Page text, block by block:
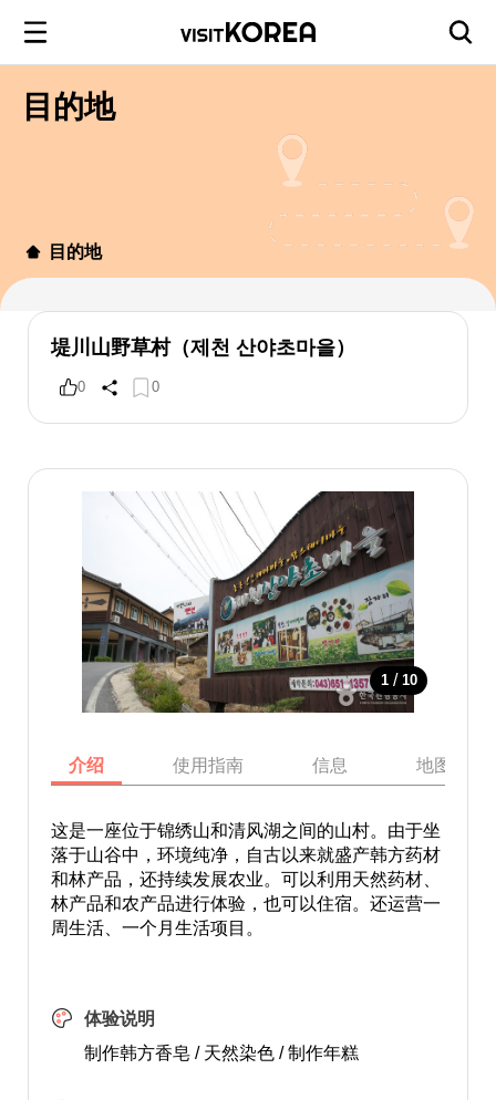
目的地
目的地
堤川山野草村（제천 산야초마을）
0 0
1 / 10
介绍 使用指南 信息 地图
这是一座位于锦绣山和清风湖之间的山村。由于坐
落于山谷中，环境纯净，自古以来就盛产韩方药材
和林产品，还持续发展农业。可以利用天然药材、
林产品和农产品进行体验，也可以住宿。还运营一
周生活、一个月生活项目。
体验说明
制作韩方香皂 / 天然染色 / 制作年糕